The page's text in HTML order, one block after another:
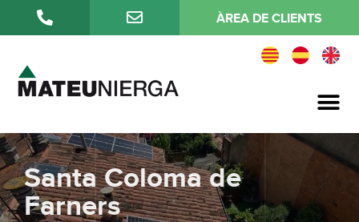
ÀREA DE CLIENTS
Santa Coloma de
Farners